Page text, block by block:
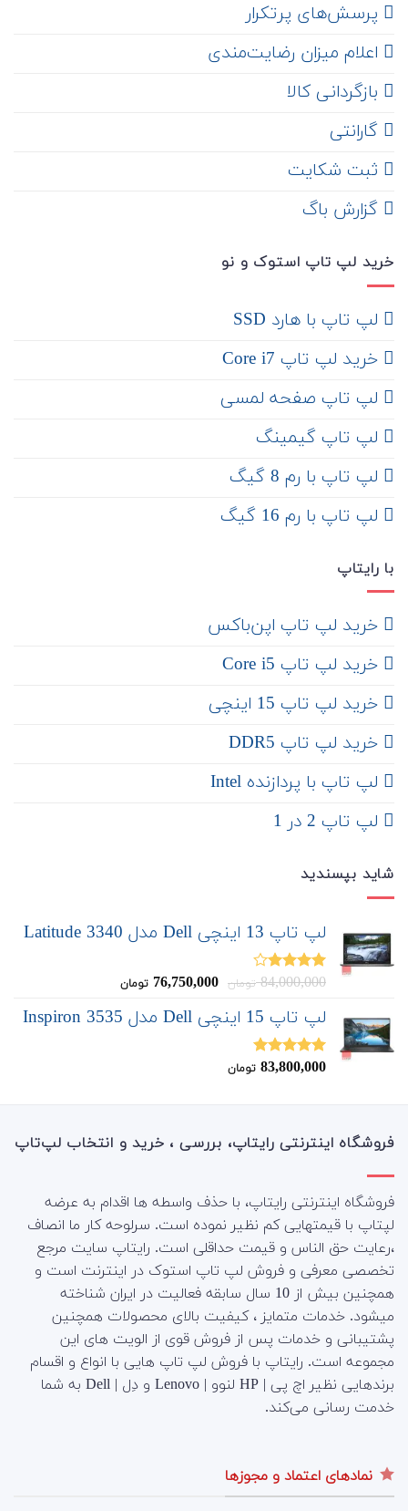
‌ پرسش‌های پرتکرار
اعلام میزان رضایت‌مندی
‌ بازگردانی کالا
گارانتی
ثبت شکایت
‌ گزارش باگ
خرید لپ تاپ استوک و نو
لپ تاپ با هارد SSD
خرید لپ تاپ Core i7
لپ تاپ صفحه لمسی
لپ تاپ گیمینگ
لپ تاپ با رم 8 گیگ
لپ تاپ با رم 16 گیگ
با رایتاپ
‌ خرید لپ تاپ اپن‌باکس
خرید لپ تاپ Core i5
‌‌ خرید لپ تاپ 15 اینچی
خرید لپ تاپ DDR5
لپ تاپ با پردازنده Intel
لپ تاپ 2 در 1
شاید بپسندید
لپ تاپ 13 اینچی Dell مدل Latitude 3340
نمره
84,000,000 تومان
قیمت
84,000,000
76,750,000 تومانقیمت
76,750,000
لپ تاپ 15 اینچی Dell مدل Inspiron 3535
نمره5.00
83,800,000 تومان
فروشگاه اینترنتی رایتاپ، بررسی ، خرید و انتخاب لپ‌تاپ
فروشگاه اینترنتی رایتاپ، با حذف واسطه ها اقدام به عرضه
لپتاپ با قیمتهایی کم نظیر نموده است. سرلوحه کار ما انصاف
،رعایت حق الناس و قیمت حداقلی است. رایتاپ سایت مرجع
تخصصی معرفی و فروش لپ تاپ استوک در اینترنت است و
همچنین بیش از 10 سال سابقه فعالیت در ایران شناخته
میشود. خدمات متمایز ، کیفیت بالای محصولات همچنین
پشتیبانی و خدمات پس از فروش قوی از الویت های این
مجموعه است. رایتاپ با فروش لپ تاپ هایی با انواع و اقسام
برندهایی نظیر اچ پی | HP لنوو | Lenovo و دِل | Dell به شما
خدمت رسانی می‌کند.
نمادهای اعتماد و مجوزها